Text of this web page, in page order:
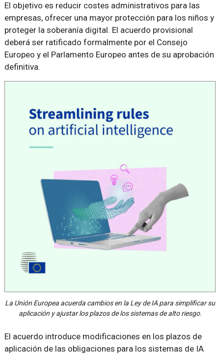
El objetivo es reducir costes administrativos para las
empresas, ofrecer una mayor protección para los niños y
proteger la soberanía digital. El acuerdo provisional
deberá ser ratificado formalmente por el Consejo
Europeo y el Parlamento Europeo antes de su aprobación
definitiva.
La Unión Europea acuerda cambios en la Ley de IA para simplificar su
aplicación y ajustar los plazos de los sistemas de alto riesgo.
El acuerdo introduce modificaciones en los plazos de
aplicación de las obligaciones para los sistemas de IA